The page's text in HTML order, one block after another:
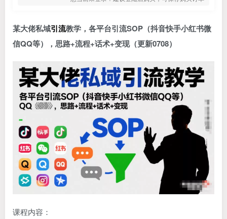
某大佬私域引流教学，各平台引流SOP（抖音快手小红书微
信QQ等），思路+流程+话术+变现（更新0708）
课程内容：